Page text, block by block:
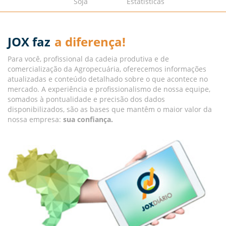
JOX faz a diferença!
Para você, profissional da cadeia produtiva e de
comercialização da Agropecuária, oferecemos informações
atualizadas e conteúdo detalhado sobre o que acontece no
mercado. A experiência e profissionalismo de nossa equipe,
somados à pontualidade e precisão dos dados
disponibilizados, são as bases que mantêm o maior valor da
nossa empresa: sua confiança.